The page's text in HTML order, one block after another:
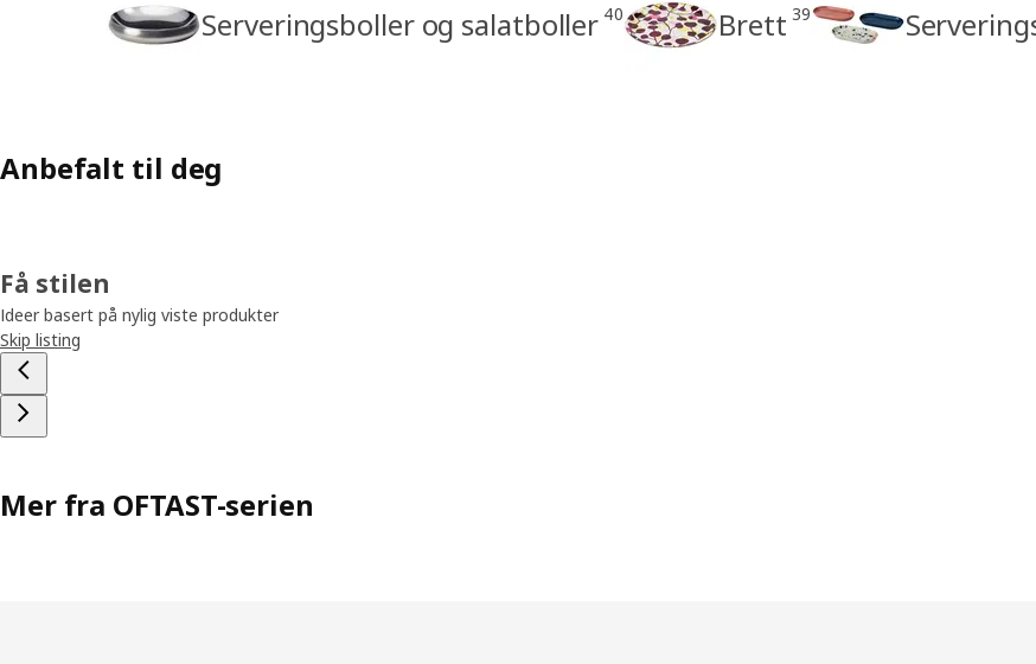
Serveringsboller og salatboller 40 Brett 39
Anbefalt til deg
Få stilen
Ideer basert på nylig viste produkter
Skip listing
Mer fra OFTAST-serien